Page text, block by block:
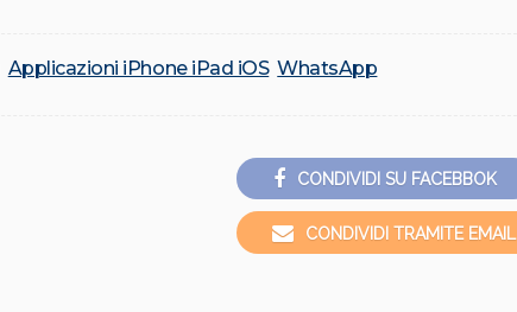
Applicazioni iPhone iPad iOS WhatsApp
CONDIVIDI SU FACEBBOK
CONDIVIDI TRAMITE EMAIL